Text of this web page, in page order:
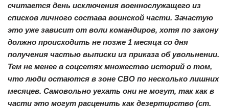
считается день исключения военнослужащего из
списков личного состава воинской части. Зачастую
это уже зависит от воли командиров, хотя по закону
должно происходить не позже 1 месяца со дня
получения частью выписки из приказа об увольнении.
Тем не менее в соцсетях множество историй о том,
что люди остаются в зоне СВО по несколько лишних
месяцев. Самовольно уехать они не могут, так как в
части это могут расценить как дезертирство (ст.